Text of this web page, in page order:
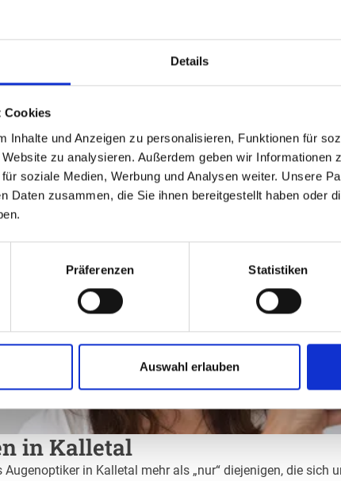
Details
Cookies
Inhalte und Anzeigen zu personalisieren, Funktionen für
zu analysieren. Außerdem geben wir Informationen
soziale Medien, Werbung und Analysen weiter. Unsere
Daten zusammen, die Sie ihnen bereitgestellt haben oder
Präferenzen Statistiken
Auswahl erlauben
in Kalletal
in Kalletal mehr als „nur“ diejenigen, die